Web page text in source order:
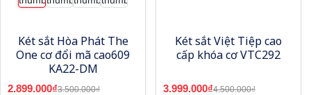
Két sắt Hòa Phát The
One cơ đổi mã cao609
KA22-DM
2.899.000₫3.500.000₫
Két sắt Việt Tiệp cao
cấp khóa cơ VTC292
3.999.000₫4.500.000₫